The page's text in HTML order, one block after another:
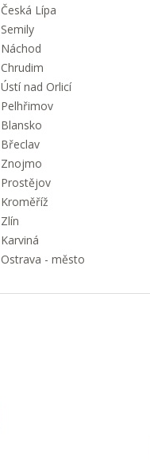
Česká Lípa
Semily
Náchod
Chrudim
Ústí nad Orlicí
Pelhřimov
Blansko
Břeclav
Znojmo
Prostějov
Kroměříž
Zlín
Karviná
Ostrava - město